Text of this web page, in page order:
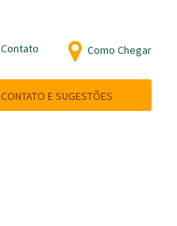
Contato Como Chegar
CONTATO E SUGESTÕES